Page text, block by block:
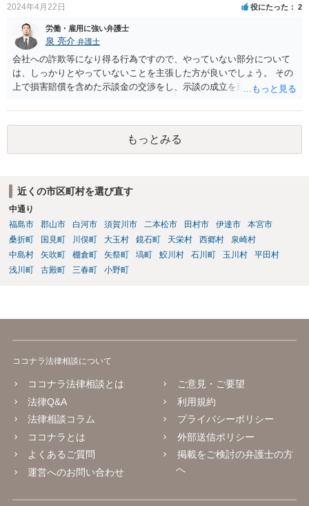
2024年4月22日 役にたった 2
労働・雇用に強い弁護士
泉 亮介 弁護士
会社への詐欺等になり得る行為ですので、やっていない部分について
は、しっかりとやっていないことを主張した方が良いでしょう。 その
上で損害賠償を含めた示談金の交渉をし、示談の成立を目指す必要が
もっとみる
近くの市区町村を選び直す
中通り
福島市
郡山市 白河市 須賀川市 二本松市 田村市 伊達市
本宮市
桑折町
国見町 川俣町 大玉村 鏡石町 天栄村 西郷村
泉崎村
中島村
矢吹町 棚倉町 矢祭町 塙町 鮫川村 石川町 玉川村
平田村
浅川町
古殿町 三春町 小野町
ココナラ法律相談について
ココナラ法律相談とは
法律Q&A
法律相談コラム
ココナラとは
よくあるご質問
運営へのお問い合わせ
ご意見・ご要望
利用規約
プライバシーポリシー
外部送信ポリシー
掲載をご検討の弁護士の方
へ